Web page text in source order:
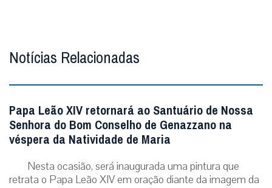
Notícias Relacionadas
Papa Leão XIV retornará ao Santuário de Nossa
Senhora do Bom Conselho de Genazzano na
véspera da Natividade de Maria
Nesta ocasião, será inaugurada uma pintura que
retrata o Papa Leão XIV em oração diante da imagem da